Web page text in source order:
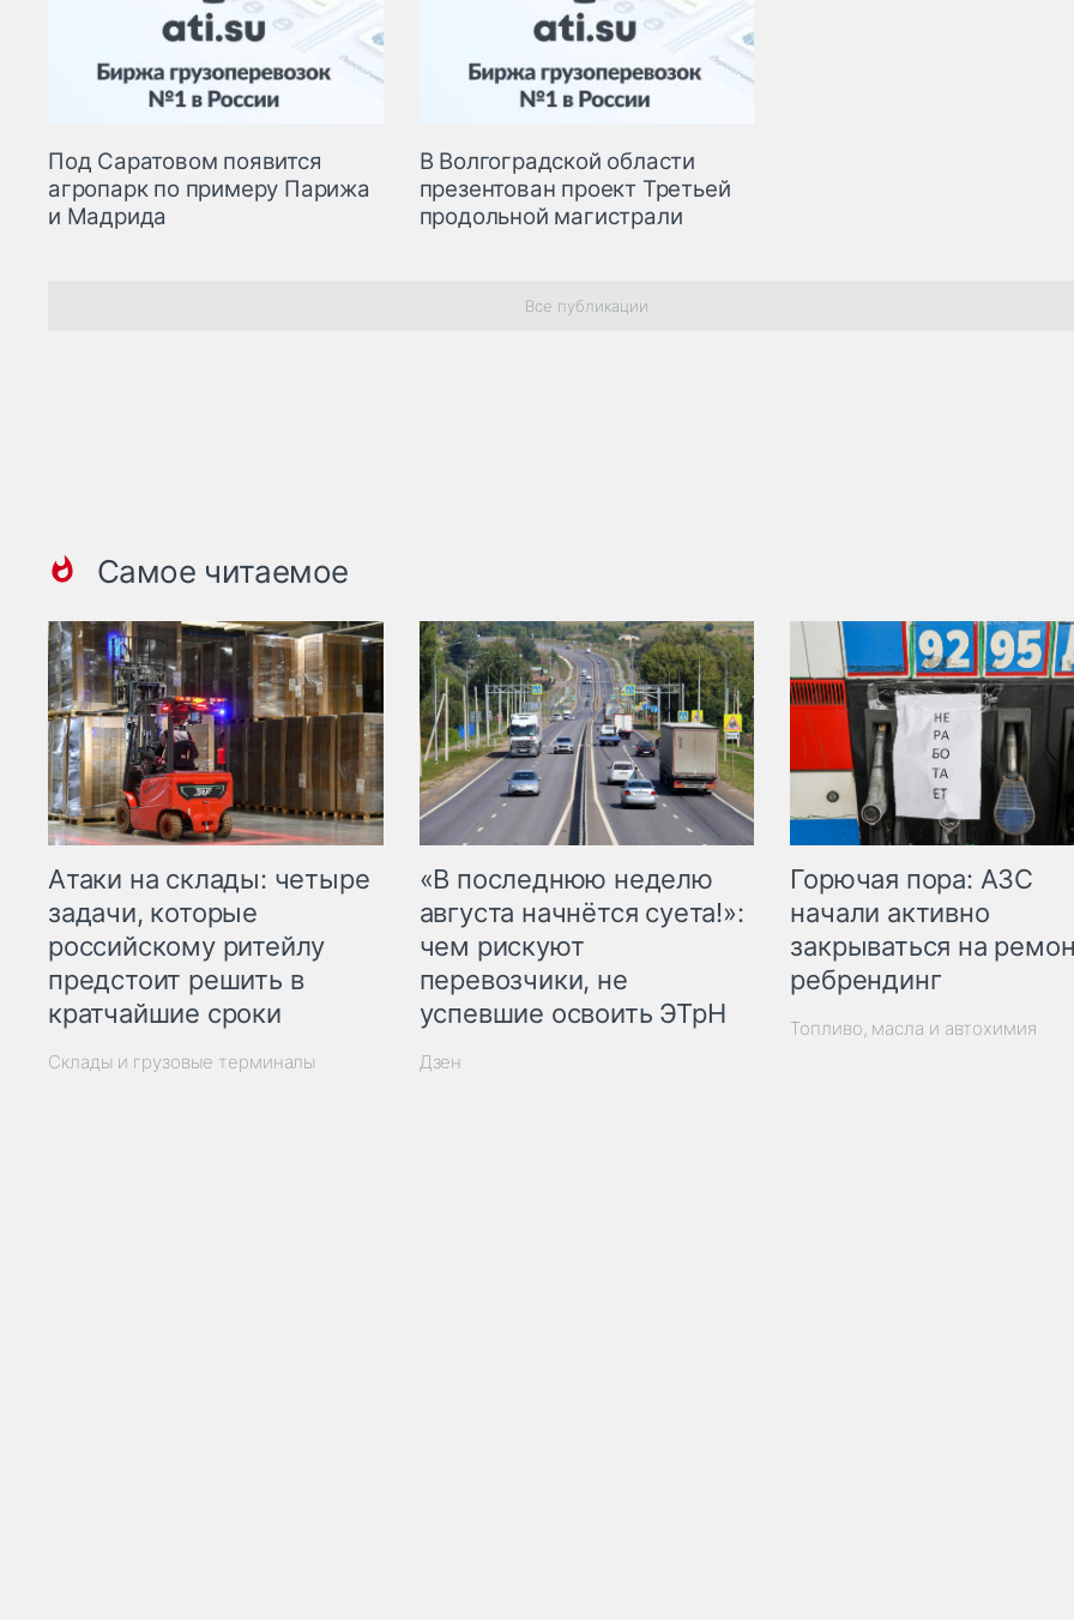
Под Саратовом появится
агропарк по примеру Парижа
и Мадрида
В Волгоградской области
презентован проект Третьей
продольной магистрали
Все публикации
Самое читаемое
Атаки на склады: четыре
задачи, которые
российскому ритейлу
предстоит решить в
кратчайшие сроки
Склады и грузовые терминалы
«В последнюю неделю
августа начнётся суета!»:
чем рискуют
перевозчики, не
успевшие освоить ЭТрН
Дзен
Горючая пора: АЗС
начали активно
закрываться на
ребрендинг
Топливо, масла и автохимия